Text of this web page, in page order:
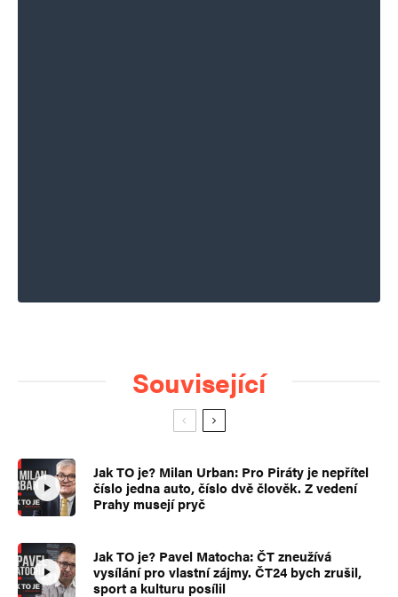
Související
Jak TO je? Milan Urban: Pro Piráty je nepřítel
číslo jedna auto, číslo dvě člověk. Z vedení
Prahy musejí pryč
Jak TO je? Pavel Matocha: ČT zneužívá
vysílání pro vlastní zájmy. ČT24 bych zrušil,
sport a kulturu posílil